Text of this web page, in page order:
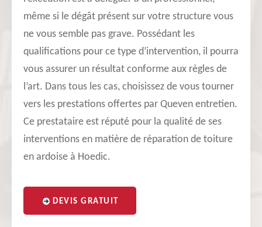
même si le dégât présent sur votre structure vous
ne vous semble pas grave. Possédant les
qualifications pour ce type d’intervention, il pourra
vous assurer un résultat conforme aux règles de
l’art. Dans tous les cas, choisissez de vous tourner
vers les prestations offertes par Queven entretien.
Ce prestataire est réputé pour la qualité de ses
interventions en matière de réparation de toiture
en ardoise à Hoedic.
DEVIS GRATUIT